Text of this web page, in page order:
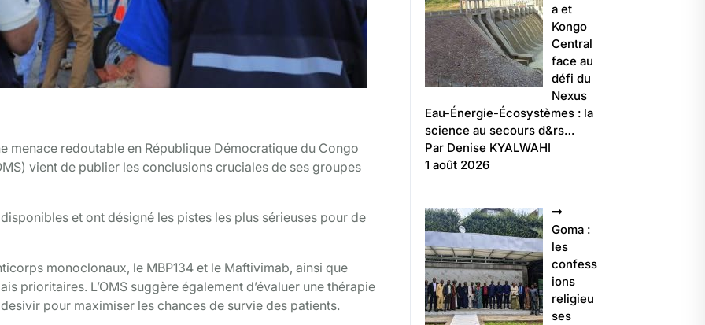
menace redoutable en République Démocratique du Congo
vient de publier les conclusions cruciales de ses groupes
et ont désigné les pistes les plus sérieuses pour de
monoclonaux, le MBP134 et le Maftivimab, ainsi que
prioritaires. L’OMS suggère également d’évaluer une thérapie
pour maximiser les chances de survie des patients.
a et
Kongo
Central
face au
défi du
Nexus
Eau-Énergie-Écosystèmes : la
science au secours d&rs…
Par Denise KYALWAHI
1 août 2026
Goma :
les
confess
ions
religieu
ses